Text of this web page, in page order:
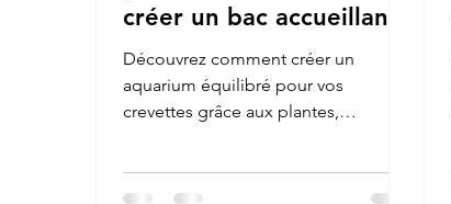
créer un bac accueillant
et équilibré
Découvrez comment créer un
aquarium équilibré pour vos
crevettes grâce aux plantes,
santé globale de l’écosystème